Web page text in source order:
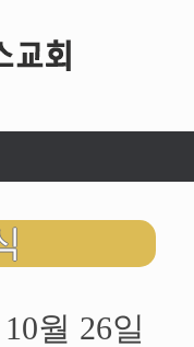
월 26일